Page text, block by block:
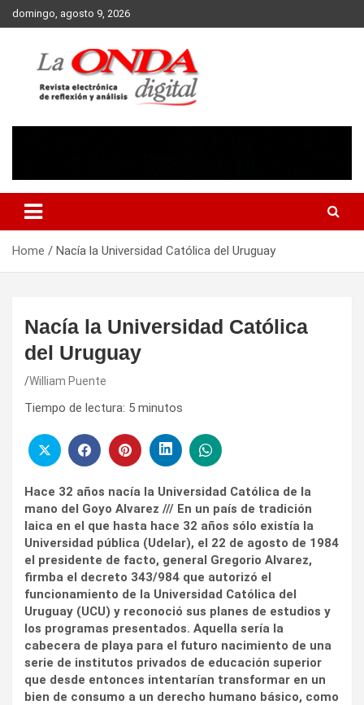
Skip
to
domingo, agosto 9, 2026
Home Nacía la Universidad Católica del Uruguay
Nacía la Universidad Católica
del Uruguay
William Puente
Tiempo de lectura: 5 minutos
Hace 32 años nacía la Universidad Católica de la
mano del Goyo Alvarez /// En un país de tradición
laica en el que hasta hace 32 años sólo existía la
Universidad pública (Udelar), el 22 de agosto de 1984
el presidente de facto, general Gregorio Alvarez,
firmba el decreto 343/984 que autorizó el
funcionamiento de la Universidad Católica del
Uruguay (UCU) y reconoció sus planes de estudios y
los programas presentados. Aquella sería la
cabecera de playa para el futuro nacimiento de una
serie de institutos privados de educación superior
que desde entonces intentarían transformar en un
bien de consumo a un derecho humano básico, como